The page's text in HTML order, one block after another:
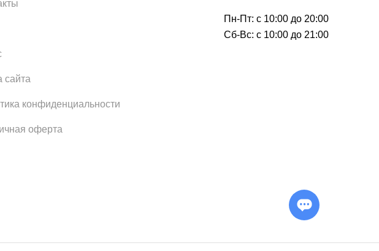
сайта
конфиденциальности
оферта
Пн-Пт: с 10:00 до 20:00
Сб-Вс: с 10:00 до 21:00